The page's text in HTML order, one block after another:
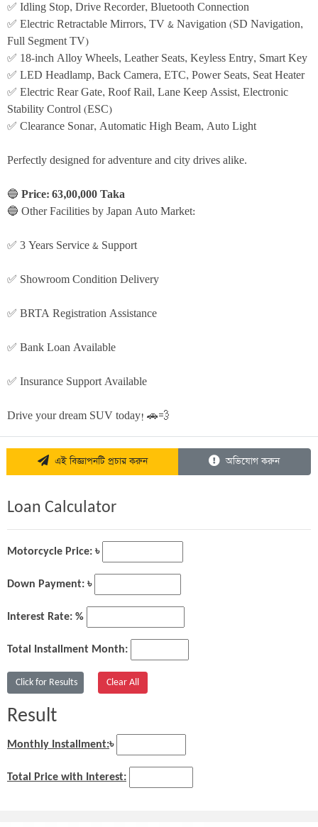
✅ Idling Stop, Drive Recorder, Bluetooth Connection
✅ Electric Retractable Mirrors, TV & Navigation (SD Navigation,
Full Segment TV)
✅ 18-inch Alloy Wheels, Leather Seats, Keyless Entry, Smart Key
✅ LED Headlamp, Back Camera, ETC, Power Seats, Seat Heater
✅ Electric Rear Gate, Roof Rail, Lane Keep Assist, Electronic
Stability Control (ESC)
✅ Clearance Sonar, Automatic High Beam, Auto Light
Perfectly designed for adventure and city drives alike.
🔵 Price: 63,00,000 Taka
🔵 Other Facilities by Japan Auto Market:
✅ 3 Years Service & Support
✅ Showroom Condition Delivery
✅ BRTA Registration Assistance
✅ Bank Loan Available
✅ Insurance Support Available
Drive your dream SUV today! 🚗💨
এই বিজ্ঞাপনটি প্রচার করুন অভিযোগ করুন
Loan Calculator
Motorcycle Price: ৳
Down Payment: ৳
Interest Rate: %
Total Installment Month:
Result
Monthly Installment:৳
Total Price with Interest: